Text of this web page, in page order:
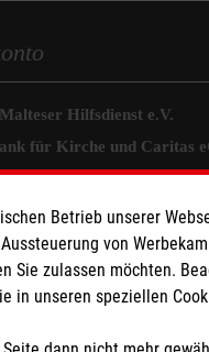
Hilfsdienst e.V.
für Kirche und Caritas
0120 1201 2110 14
befreit.
Betrieb unserer
von
zulassen möchten.
unseren speziellen